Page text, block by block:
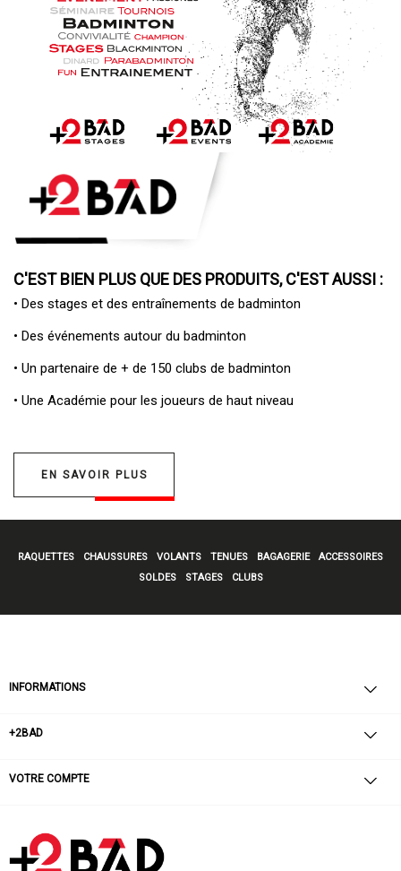
C'EST BIEN PLUS QUE DES PRODUITS, C'EST AUSSI :
• Des stages et des entraînements de badminton
• Des événements autour du badminton
• Un partenaire de + de 150 clubs de badminton
• Une Académie pour les joueurs de haut niveau
EN SAVOIR PLUS
RAQUETTES CHAUSSURES VOLANTS TENUES BAGAGERIE
ACCESSOIRES
SOLDES
STAGES CLUBS
INFORMATIONS
+2BAD
VOTRE COMPTE